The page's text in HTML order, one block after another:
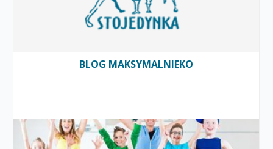
BLOG MAKSYMALNIEKO